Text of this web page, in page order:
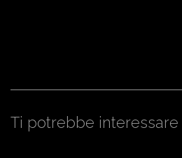
Ti potrebbe interessare